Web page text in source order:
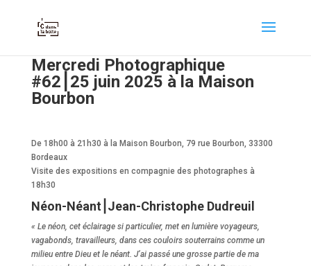
Mercredi Photographique
#62⎮25 juin 2025 à la Maison
Bourbon
De 18h00 à 21h30 à la Maison Bourbon, 79 rue Bourbon, 33300
Bordeaux
Visite des expositions en compagnie des photographes à
18h30
Néon-Néant⎮Jean-Christophe Dudreuil
« Le néon, cet éclairage si particulier, met en lumière voyageurs,
vagabonds, travailleurs, dans ces couloirs souterrains comme un
milieu entre Dieu et le néant. J’ai passé une grosse partie de ma